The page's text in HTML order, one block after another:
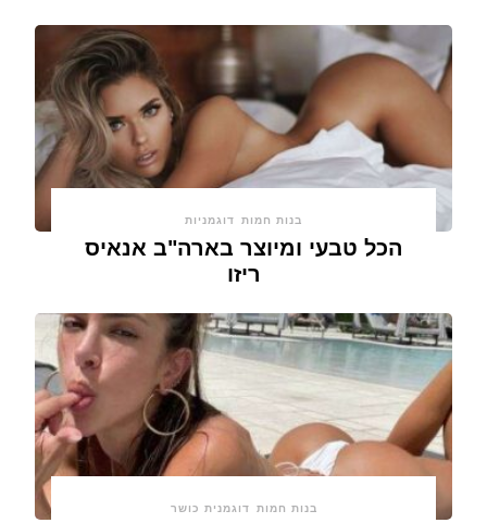
בנות חמות דוגמניות
הכל טבעי ומיוצר בארה"ב אנאיס
ריזו
בנות חמות דוגמנית כושר